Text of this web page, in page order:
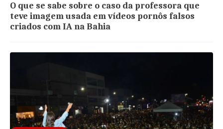
O que se sabe sobre o caso da professora que
teve imagem usada em vídeos pornôs falsos
criados com IA na Bahia